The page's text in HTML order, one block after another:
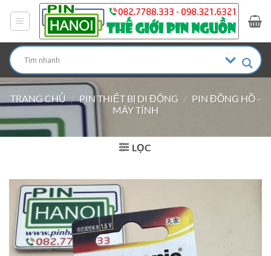
dung
TRANG CHỦ / PIN THIẾT BỊ DI ĐỘNG / PIN ĐỒNG HỒ -
MÁY TÍNH
LỌC